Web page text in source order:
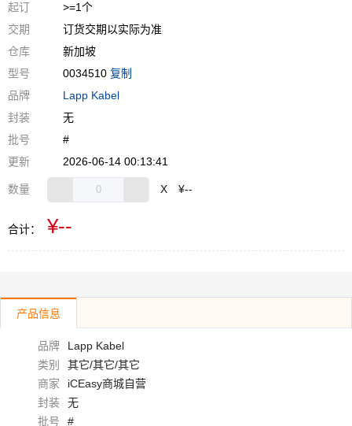
起订
>=1个
交期
订货交期以实际为准
仓库
新加坡
型号
0034510 复制
品牌
Lapp Kabel
封装
无
批号
#
更新
2026-06-14 00:13:41
数量 X ¥--
合计： ¥--
产品信息
品牌
Lapp Kabel
类别
其它/其它/其它
商家
iCEasy商城自营
封装
无
批号
#